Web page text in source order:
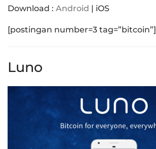
Download : Android | iOS
[postingan number=3 tag=”bitcoin”]
Luno